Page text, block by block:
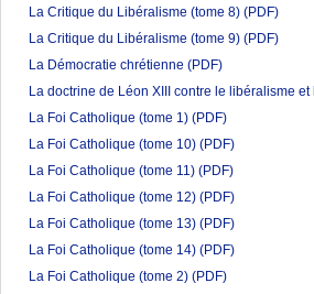
La Critique du Libéralisme (tome 8) (PDF)
La Critique du Libéralisme (tome 9) (PDF)
La Démocratie chrétienne (PDF)
La doctrine de Léon XIII contre le libéralisme et
La Foi Catholique (tome 1) (PDF)
La Foi Catholique (tome 10) (PDF)
La Foi Catholique (tome 11) (PDF)
La Foi Catholique (tome 12) (PDF)
La Foi Catholique (tome 13) (PDF)
La Foi Catholique (tome 14) (PDF)
La Foi Catholique (tome 2) (PDF)